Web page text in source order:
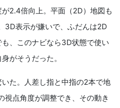
2.4倍向上。平面（2D）地図も
3D表示が嫌いで、ふだんは2D
、このナビなら3D状態で使い
がそうだった。
た。人差し指と中指の2本で地
視点角度が調整でき、その動き